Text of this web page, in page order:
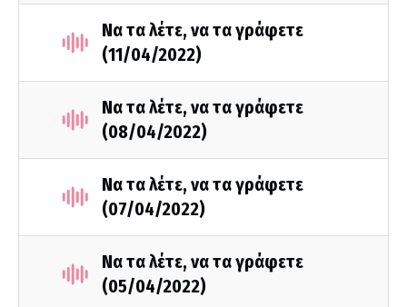
Να τα λέτε, να τα γράφετε
(11/04/2022)
Να τα λέτε, να τα γράφετε
(08/04/2022)
Να τα λέτε, να τα γράφετε
(07/04/2022)
Να τα λέτε, να τα γράφετε
(05/04/2022)